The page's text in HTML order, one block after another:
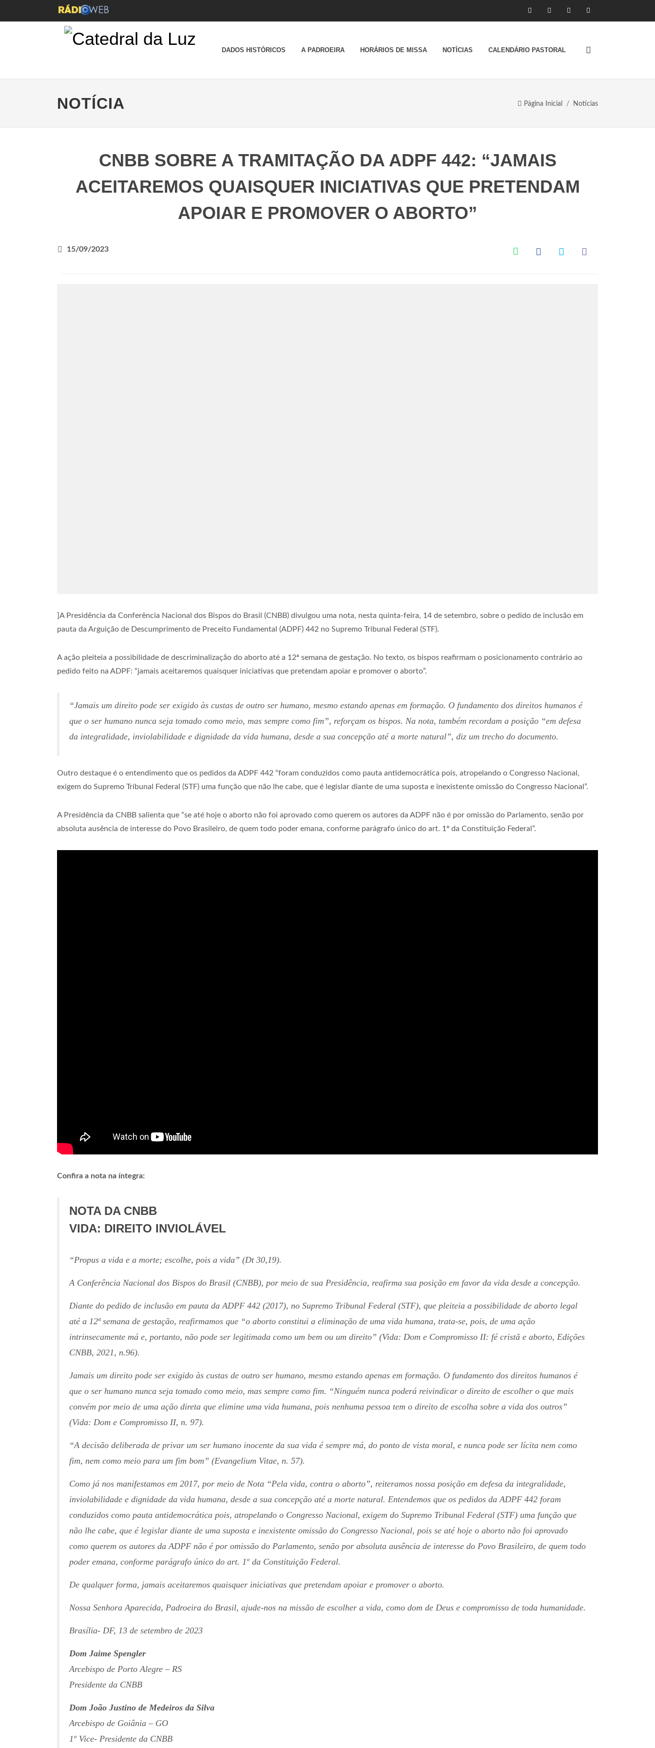
DADOS HISTÓRICOS A PADROEIRA HORÁRIOS DE MISSA NOTÍCIAS CALENDÁRIO PASTORAL
NOTÍCIA Página Inicial Notícias
CNBB SOBRE A TRAMITAÇÃO DA ADPF 442: “JAMAIS
ACEITAREMOS QUAISQUER INICIATIVAS QUE PRETENDAM
APOIAR E PROMOVER O ABORTO”
15/09/2023
]A Presidência da Conferência Nacional dos Bispos do Brasil (CNBB) divulgou uma nota, nesta quinta-feira, 14 de setembro, sobre o pedido de inclusão em
pauta da Arguição de Descumprimento de Preceito Fundamental (ADPF) 442 no Supremo Tribunal Federal (STF).
A ação pleiteia a possibilidade de descriminalização do aborto até a 12ª semana de gestação. No texto, os bispos reafirmam o posicionamento contrário ao
pedido feito na ADPF: “jamais aceitaremos quaisquer iniciativas que pretendam apoiar e promover o aborto”.
“Jamais um direito pode ser exigido às custas de outro ser humano, mesmo estando apenas em formação. O fundamento dos direitos humanos é
que o ser humano nunca seja tomado como meio, mas sempre como fim”, reforçam os bispos. Na nota, também recordam a posição “em defesa
da integralidade, inviolabilidade e dignidade da vida humana, desde a sua concepção até a morte natural”, diz um trecho do documento.
Outro destaque é o entendimento que os pedidos da ADPF 442 “foram conduzidos como pauta antidemocrática pois, atropelando o Congresso Nacional,
exigem do Supremo Tribunal Federal (STF) uma função que não lhe cabe, que é legislar diante de uma suposta e inexistente omissão do Congresso Nacional”.
A Presidência da CNBB salienta que “se até hoje o aborto não foi aprovado como querem os autores da ADPF não é por omissão do Parlamento, senão por
absoluta ausência de interesse do Povo Brasileiro, de quem todo poder emana, conforme parágrafo único do art. 1º da Constituição Federal”.
Confira a nota na íntegra:
NOTA DA CNBB
VIDA: DIREITO INVIOLÁVEL
“Propus a vida e a morte; escolhe, pois a vida” (Dt 30,19).
A Conferência Nacional dos Bispos do Brasil (CNBB), por meio de sua Presidência, reafirma sua posição em favor da vida desde a concepção.
Diante do pedido de inclusão em pauta da ADPF 442 (2017), no Supremo Tribunal Federal (STF), que pleiteia a possibilidade de aborto legal
até a 12ª semana de gestação, reafirmamos que “o aborto constitui a eliminação de uma vida humana, trata-se, pois, de uma ação
intrinsecamente má e, portanto, não pode ser legitimada como um bem ou um direito” (Vida: Dom e Compromisso II: fé cristã e aborto, Edições
CNBB, 2021, n.96).
Jamais um direito pode ser exigido às custas de outro ser humano, mesmo estando apenas em formação. O fundamento dos direitos humanos é
que o ser humano nunca seja tomado como meio, mas sempre como fim. “Ninguém nunca poderá reivindicar o direito de escolher o que mais
convém por meio de uma ação direta que elimine uma vida humana, pois nenhuma pessoa tem o direito de escolha sobre a vida dos outros”
(Vida: Dom e Compromisso II, n. 97).
“A decisão deliberada de privar um ser humano inocente da sua vida é sempre má, do ponto de vista moral, e nunca pode ser lícita nem como
fim, nem como meio para um fim bom” (Evangelium Vitae, n. 57).
Como já nos manifestamos em 2017, por meio de Nota “Pela vida, contra o aborto”, reiteramos nossa posição em defesa da integralidade,
inviolabilidade e dignidade da vida humana, desde a sua concepção até a morte natural. Entendemos que os pedidos da ADPF 442 foram
conduzidos como pauta antidemocrática pois, atropelando o Congresso Nacional, exigem do Supremo Tribunal Federal (STF) uma função que
não lhe cabe, que é legislar diante de uma suposta e inexistente omissão do Congresso Nacional, pois se até hoje o aborto não foi aprovado
como querem os autores da ADPF não é por omissão do Parlamento, senão por absoluta ausência de interesse do Povo Brasileiro, de quem todo
poder emana, conforme parágrafo único do art. 1º da Constituição Federal.
De qualquer forma, jamais aceitaremos quaisquer iniciativas que pretendam apoiar e promover o aborto.
Nossa Senhora Aparecida, Padroeira do Brasil, ajude-nos na missão de escolher a vida, como dom de Deus e compromisso de toda humanidade.
Brasília- DF, 13 de setembro de 2023
Dom Jaime Spengler
Arcebispo de Porto Alegre – RS
Presidente da CNBB
Dom João Justino de Medeiros da Silva
Arcebispo de Goiânia – GO
1º Vice- Presidente da CNBB